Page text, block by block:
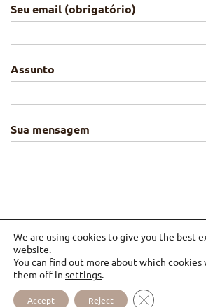
Seu email (obrigatório)
Assunto
Sua mensagem
We are using cookies to give you the best
website.
You can find out more about which cookies
them off in settings.
Accept Reject CLOSE GDPR